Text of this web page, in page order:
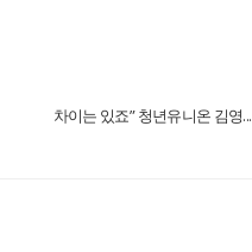
차이는 있죠” 청년유니온 김영...